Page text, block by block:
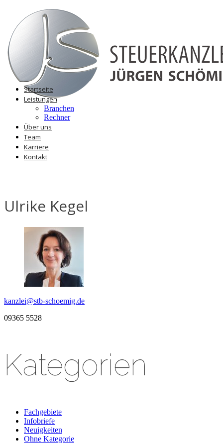
Startseite
Leistungen
Branchen
Rechner
Über uns
Team
Karriere
Kontakt
Ulrike Kegel
kanzlei@stb-schoemig.de
09365 5528
Kategorien
Fachgebiete
Infobriefe
Neuigkeiten
Ohne Kategorie